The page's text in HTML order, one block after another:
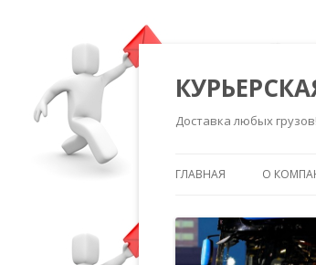
Доставка любых грузов!
ГЛАВНАЯ О